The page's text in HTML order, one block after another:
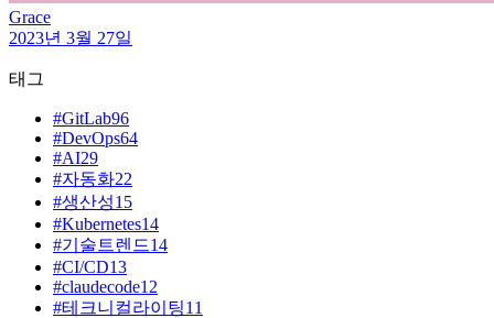
Grace
2023년 3월 27일
태그
#GitLab96
#DevOps64
#AI29
#자동화22
#생산성15
#Kubernetes14
#기술트렌드14
#CI/CD13
#claudecode12
#테크니컬라이팅11